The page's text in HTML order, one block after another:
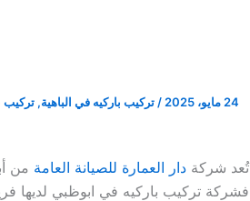
24 مايو، 2025 /تركيب باركيه في الباهية,تركيب
تُعد شركة دار العمارة للصيانة العامة من
فشركة تركيب باركيه في ابوظبي لديها